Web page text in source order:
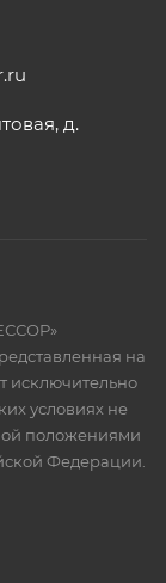
д.
на
исключительно
условиях не
положениями
Федерации.